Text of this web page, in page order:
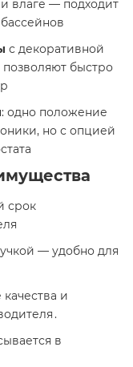
влаге — подходит
с декоративной
быстро
: одно положение
но с опцией
срок
— удобно для
качества и
.
в